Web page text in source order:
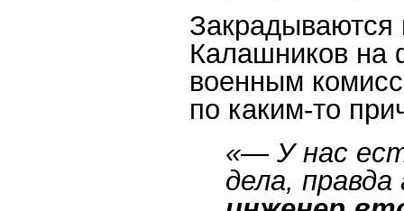
Закрадываются
Калашников на
военным
по каким-то
«— У нас
дела,